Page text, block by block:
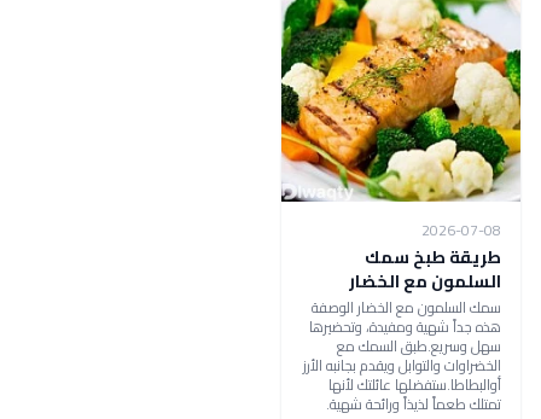
2026-07-08
طريقة طبخ سمك
السلمون مع الخضار
سمك السلمون مع الخضار الوصفة
هذه جداً شهية ومفيدة، وتحضيرها
سهل وسريع.طبق السمك مع
الخضراوات والتوابل ويقدم بجانبه الأرز
أوالبطاطا.ستفضلها عائلتك لأنها
تمتلك طعماً لذيذاً ورائحة شهية.